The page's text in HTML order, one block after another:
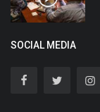
SOCIAL MEDIA